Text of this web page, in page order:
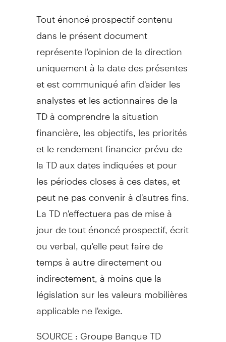
Tout énoncé prospectif contenu
dans le présent document
représente l'opinion de la direction
uniquement à la date des présentes
et est communiqué afin d'aider les
analystes et les actionnaires de la
TD à comprendre la situation
financière, les objectifs, les priorités
et le rendement financier prévu de
la TD aux dates indiquées et pour
les périodes closes à ces dates, et
peut ne pas convenir à d'autres fins.
La TD n'effectuera pas de mise à
jour de tout énoncé prospectif, écrit
ou verbal, qu'elle peut faire de
temps à autre directement ou
indirectement, à moins que la
législation sur les valeurs mobilières
applicable ne l'exige.
SOURCE : Groupe Banque TD